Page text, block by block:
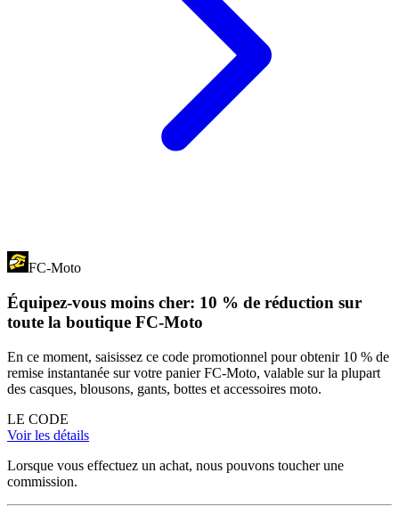
FC-Moto
Équipez-vous moins cher: 10 % de réduction sur
toute la boutique FC-Moto
En ce moment, saisissez ce code promotionnel pour obtenir 10 % de
remise instantanée sur votre panier FC-Moto, valable sur la plupart
des casques, blousons, gants, bottes et accessoires moto.
LE CODE
Voir les détails
Lorsque vous effectuez un achat, nous pouvons toucher une
commission.